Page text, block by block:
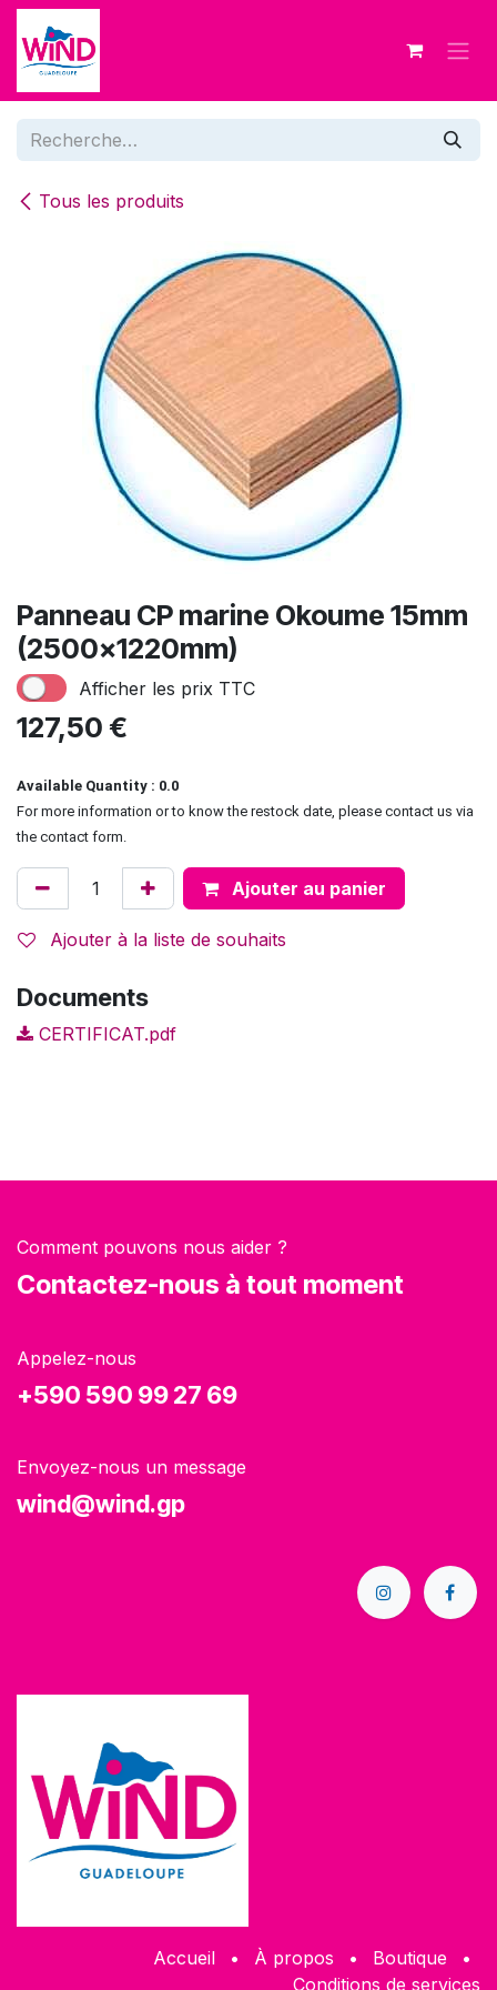
Se rendre au contenu
Tous les produits
Panneau CP marine Okoume 15mm
(2500x1220mm)
Afficher les prix TTC
127,50 €
Available Quantity : 0.0
For more information or to know the restock date, please contact us via
the contact form.
Ajouter au panier
Ajouter à la liste de souhaits
Documents
CERTIFICAT.pdf
Comment pouvons nous aider ?
Contactez-nous à tout moment
Appelez-nous
+590 590 99 27 69
Envoyez-nous un message
wind@wind.gp
Accueil • À propos • Boutique
•
Conditions de services